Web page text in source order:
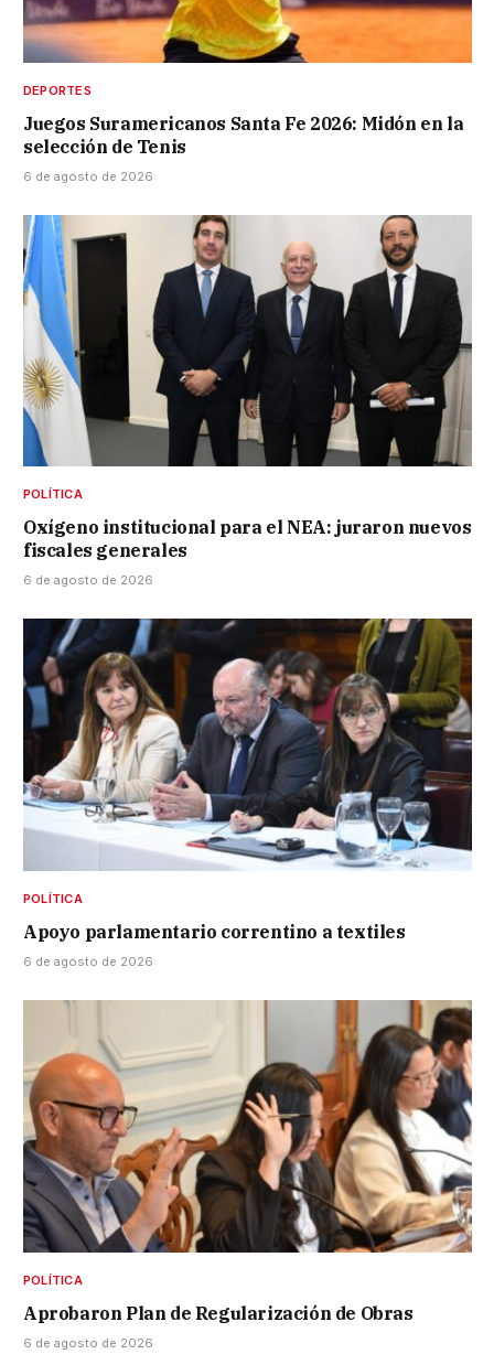
DEPORTES
Juegos Suramericanos Santa Fe 2026: Midón en la
selección de Tenis
6 de agosto de 2026
POLÍTICA
Oxígeno institucional para el NEA: juraron nuevos
fiscales generales
6 de agosto de 2026
POLÍTICA
Apoyo parlamentario correntino a textiles
6 de agosto de 2026
POLÍTICA
Aprobaron Plan de Regularización de Obras
6 de agosto de 2026